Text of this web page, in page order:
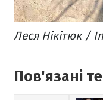
Леся Нікітюк /
Пов'язані